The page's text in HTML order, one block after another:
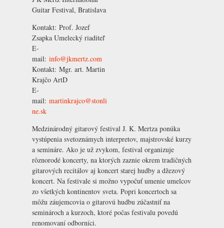
Guitar Festival, Bratislava
Kontakt: Prof. Jozef
Zsapka Umelecký riaditeľ
E-
mail: info@jkmertz.com
Kontakt: Mgr. art. Martin
Krajčo ArtD
E-
mail: martinkrajco@stonli
ne.sk
Medzinárodný gitarový festival J. K. Mertza ponúka
vystúpenia svetoznámych interpretov, majstrovské kurzy
a semináre. Ako je už zvykom, festival organizuje
rôznorodé koncerty, na ktorých zaznie okrem tradičných
gitarových recitálov aj koncert starej hudby a džezový
koncert. Na festivale si možno vypočuť umenie umelcov
zo všetkých kontinentov sveta. Popri koncertoch sa
môžu záujemcovia o gitarovú hudbu zúčastniť na
seminároch a kurzoch, ktoré počas festivalu povedú
renomovaní odborníci.